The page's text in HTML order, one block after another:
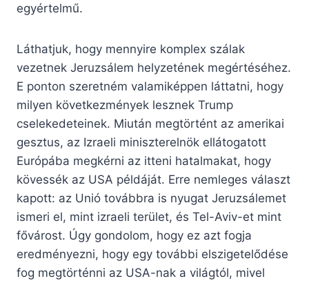
egyértelmű.
Láthatjuk, hogy mennyire komplex szálak
vezetnek Jeruzsálem helyzetének megértéséhez.
E ponton szeretném valamiképpen láttatni, hogy
milyen következmények lesznek Trump
cselekedeteinek. Miután megtörtént az amerikai
gesztus, az Izraeli miniszterelnök ellátogatott
Európába megkérni az itteni hatalmakat, hogy
kövessék az USA példáját. Erre nemleges választ
kapott: az Unió továbbra is nyugat Jeruzsálemet
ismeri el, mint izraeli terület, és Tel-Aviv-et mint
fővárost. Úgy gondolom, hogy ez azt fogja
eredményezni, hogy egy további elszigetelődése
fog megtörténni az USA-nak a világtól, mivel